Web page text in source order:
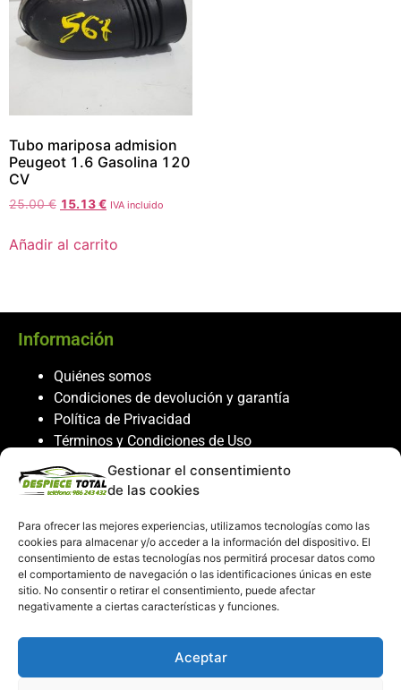
Gestionar el consentimiento
de las cookies
Para ofrecer las mejores experiencias, utilizamos tecnologías como las
cookies para almacenar y/o acceder a la información del dispositivo. El
consentimiento de estas tecnologías nos permitirá procesar datos como
el comportamiento de navegación o las identificaciones únicas en este
sitio. No consentir o retirar el consentimiento, puede afectar
negativamente a ciertas características y funciones.
Aceptar
Tubo mariposa admision
Peugeot 1.6 Gasolina 120
CV
25.00€ 15.13€ IVA incluido
Añadir al carrito
Información
Quiénes somos
Condiciones de devolución y garantía
Política de Privacidad
Términos y Condiciones de Uso
Política de Cookies
Servicio al cliente
Contacto
986 243 432
608 867 074
recambiosdespiecetotal@gmail.com
Mi cuenta
Mi Cuenta